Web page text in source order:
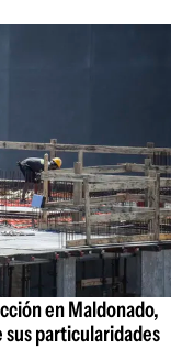
en Maldonado,
particularidades